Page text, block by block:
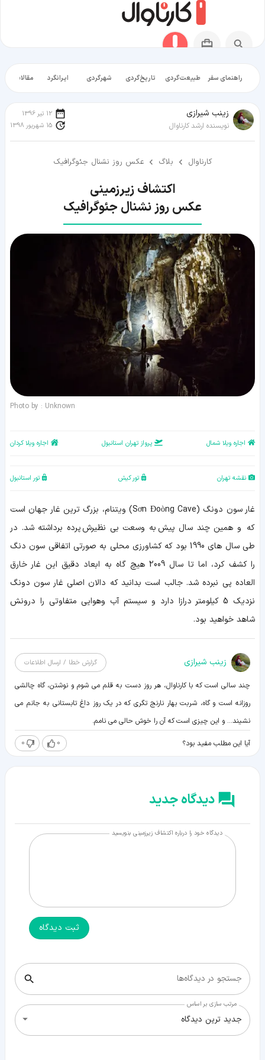
راهنمای سفر طبیعت‌گردی تاریخ‌گردی شهرگردی ایرانگرد مقالات
زينب شيرازی
نویسنده ارشد کارناوال
12 تیر 1396
15 شهریور 1398
کارناوال بلاگ عکس روز نشنال جئوگرافیک
عکس روز نشنال جئوگرافیک
Photo by : Unknown
اجاره ویلا شمال پرواز تهران استانبول اجاره ویلا کردان
نقشه تهران تور کیش تور استانبول
غار سون دونگ (Sơn Đoòng Cave) ویتنام، بزرگ ترین غار جهان است
که و همین چند سال پیش به وسعت بی نظیرش پرده برداشته شد. در
طی سال های 1990 بود که کشاورزی محلی به صورتی اتفاقی سون دنگ
را کشف کرد، اما تا سال 2009 هیچ گاه به ابعاد دقیق این غار خارق
العاده پی نبرده شد. جالب است بدانید که دالان اصلی غار سون دونگ
نزدیک 5 کیلومتر درازا دارد و سیستم آب وهوایی متفاوتی را درونش
شاهد خواهید بود.
زينب شيرازی گزارش خطا / ارسال اطلاعات
چند سالی است که با کارناوال، هر روز دست به قلم می شوم و نوشتن، گاه چالشی
روزانه است و گاه، شربت بهار نارنج تگری که در یک روز داغ تابستانی به جانم می
نشیند... و این چیزی است که آن را خوش حالی می نامم.
آیا این مطلب مفید بود؟ 0
0
دیدگاه جدید
دیدگاه خود را درباره اکتشاف زیرزمینی بنویسید
ثبت دیدگاه
جستجو در دیدگاه‌ها
مرتب سازی بر اساس
جدید ترین دیدگاه